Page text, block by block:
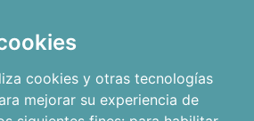
cookies y otras tecnologías
mejorar su experiencia de